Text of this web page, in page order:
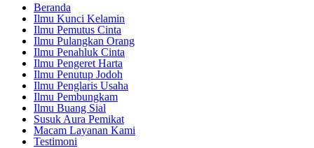
Beranda
Ilmu Kunci Kelamin
Ilmu Pemutus Cinta
Ilmu Pulangkan Orang
Ilmu Penahluk Cinta
Ilmu Pengeret Harta
Ilmu Penutup Jodoh
Ilmu Penglaris Usaha
Ilmu Pembungkam
Ilmu Buang Sial
Susuk Aura Pemikat
Macam Layanan Kami
Testimoni